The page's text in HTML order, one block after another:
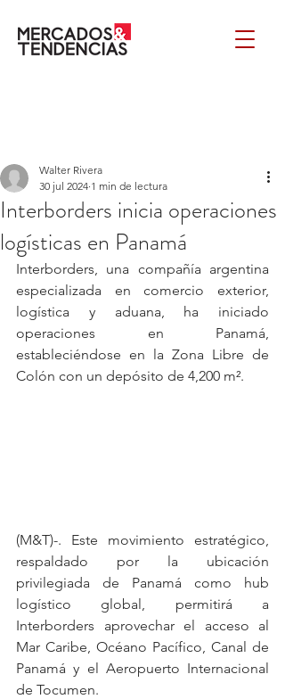
Interborders inicia operaciones
logísticas en Panamá
Walter Rivera
30 jul 2024 1 min de lectura
Interborders, una compañía argentina
especializada en comercio exterior,
logística y aduana, ha iniciado
operaciones en Panamá,
estableciéndose en la Zona Libre de
Colón con un depósito de 4,200 m².
(M&T)-. Este movimiento estratégico,
respaldado por la ubicación
privilegiada de Panamá como hub
logístico global, permitirá a
Interborders aprovechar el acceso al
Mar Caribe, Océano Pacífico, Canal de
Panamá y el Aeropuerto Internacional
de Tocumen.